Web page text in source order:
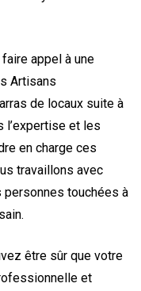
appel à une
Artisans
de locaux suite à
l’expertise et les
en charge ces
travaillons avec
touchées à
être sûr que votre
et